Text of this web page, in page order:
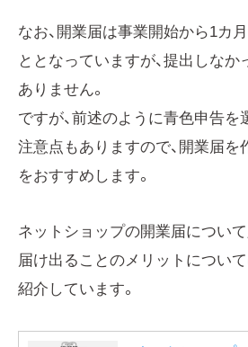
なお、開業届は事業開始から1カ
ととなっていますが、提出しな
ありません。
ですが、前述のように青色申告
注意点もありますので、開業届を
をおすすめします。
ネットショップの開業届について
届け出ることのメリットについ
紹介しています。